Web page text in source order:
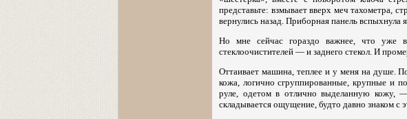
представьте: взмывает вверх меч тахометра,
вернулись назад. Приборная панель вспыхнула
Но мне сейчас гораздо важнее, что уже
стеклоочистителей — и заднего стекол. И
Оттаивает машина, теплее и у меня на душе.
кожа, логично сгруппированные, крупные и
руле, одетом в отлично выделанную кожу,
складывается ощущение, будто давно знаком с